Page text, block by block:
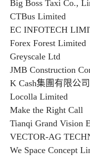
Big Boss Taxi Co.,
CTBus Limited
EC INFOTECH
Forex Forest Limited
Greyscale Ltd
JMB Construction
K Cash集團有限公司
Locolla Limited
Make the Right Call
Tianqi Grand Vision
VECTOR-AG
We Space Concept